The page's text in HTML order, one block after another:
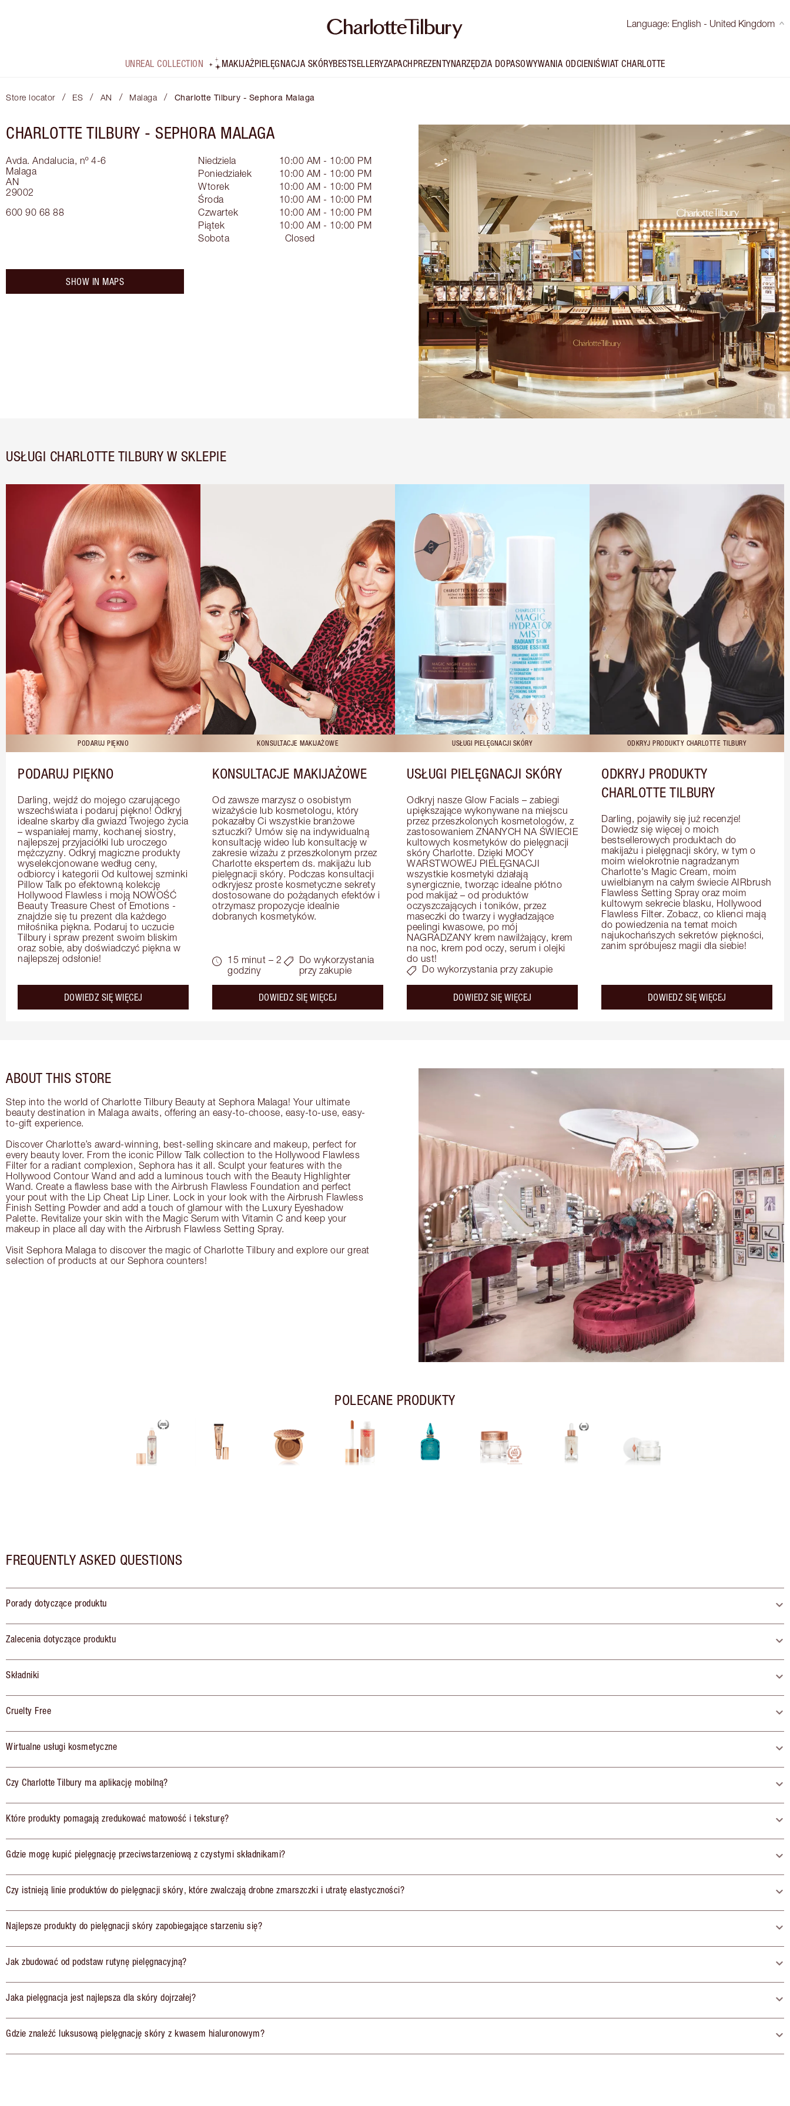
Language: English - United Kingdom
UNREAL COLLECTION MAKIJAŻPIELĘGNACJA SKÓRYBESTSELLERYZAPACHPREZENTYNARZĘDZIA DOPASOWYWANIA ODCIENIŚWIAT CHARLOTTE
Store locator / ES / AN / Malaga / Charlotte Tilbury - Sephora Malaga
CHARLOTTE TILBURY - SEPHORA MALAGA
Avda. Andalucia, nº 4-6
Malaga
AN
29002
600 90 68 88
Niedziela
10:00 AM - 10:00 PM
Poniedziałek
10:00 AM - 10:00 PM
Wtorek
10:00 AM - 10:00 PM
Środa
10:00 AM - 10:00 PM
Czwartek
10:00 AM - 10:00 PM
Piątek
10:00 AM - 10:00 PM
Sobota
Closed
SHOW IN MAPS
USŁUGI CHARLOTTE TILBURY W SKLEPIE
PODARUJ PIĘKNO
PODARUJ PIĘKNO
Darling, wejdź do mojego czarującego
wszechświata i podaruj piękno! Odkryj
idealne skarby dla gwiazd Twojego życia
– wspaniałej mamy, kochanej siostry,
najlepszej przyjaciółki lub uroczego
mężczyzny. Odkryj magiczne produkty
wyselekcjonowane według ceny,
odbiorcy i kategorii Od kultowej szminki
Pillow Talk po efektowną kolekcję
Hollywood Flawless i moją NOWOŚĆ
Beauty Treasure Chest of Emotions -
znajdzie się tu prezent dla każdego
miłośnika piękna. Podaruj to uczucie
Tilbury i spraw prezent swoim bliskim
oraz sobie, aby doświadczyć piękna w
najlepszej odsłonie!
DOWIEDZ SIĘ WIĘCEJ
KONSULTACJE MAKIJAŻOWE
KONSULTACJE MAKIJAŻOWE
Od zawsze marzysz o osobistym
wizażyście lub kosmetologu, który
pokazałby Ci wszystkie branżowe
sztuczki? Umów się na indywidualną
konsultację wideo lub konsultację w
zakresie wizażu z przeszkolonym przez
Charlotte ekspertem ds. makijażu lub
pielęgnacji skóry. Podczas konsultacji
odkryjesz proste kosmetyczne sekrety
dostosowane do pożądanych efektów i
otrzymasz propozycje idealnie
dobranych kosmetyków.
15 minut – 2
godziny
Do wykorzystania
przy zakupie
DOWIEDZ SIĘ WIĘCEJ
USŁUGI PIELĘGNACJI SKÓRY
USŁUGI PIELĘGNACJI SKÓRY
Odkryj nasze Glow Facials – zabiegi
upiększające wykonywane na miejscu
przez przeszkolonych kosmetologów, z
zastosowaniem ZNANYCH NA ŚWIECIE
kultowych kosmetyków do pielęgnacji
skóry Charlotte. Dzięki MOCY
WARSTWOWEJ PIELĘGNACJI
wszystkie kosmetyki działają
synergicznie, tworząc idealne płótno
pod makijaż – od produktów
oczyszczających i toników, przez
maseczki do twarzy i wygładzające
peelingi kwasowe, po mój
NAGRADZANY krem nawilżający, krem
na noc, krem pod oczy, serum i olejki
do ust!
Do wykorzystania przy zakupie
DOWIEDZ SIĘ WIĘCEJ
ODKRYJ PRODUKTY CHARLOTTE TILBURY
ODKRYJ PRODUKTY
CHARLOTTE TILBURY
Darling, pojawiły się już recenzje!
Dowiedz się więcej o moich
bestsellerowych produktach do
makijażu i pielęgnacji skóry, w tym o
moim wielokrotnie nagradzanym
Charlotte's Magic Cream, moim
uwielbianym na całym świecie AIRbrush
Flawless Setting Spray oraz moim
kultowym sekrecie blasku, Hollywood
Flawless Filter. Zobacz, co klienci mają
do powiedzenia na temat moich
najukochańszych sekretów piękności,
zanim spróbujesz magii dla siebie!
DOWIEDZ SIĘ WIĘCEJ
ABOUT THIS STORE
Step into the world of Charlotte Tilbury Beauty at Sephora Malaga! Your ultimate
beauty destination in Malaga awaits, offering an easy-to-choose, easy-to-use, easy-
to-gift experience.
Discover Charlotte’s award-winning, best-selling skincare and makeup, perfect for
every beauty lover. From the iconic Pillow Talk collection to the Hollywood Flawless
Filter for a radiant complexion, Sephora has it all. Sculpt your features with the
Hollywood Contour Wand and add a luminous touch with the Beauty Highlighter
Wand. Create a flawless base with the Airbrush Flawless Foundation and perfect
your pout with the Lip Cheat Lip Liner. Lock in your look with the Airbrush Flawless
Finish Setting Powder and add a touch of glamour with the Luxury Eyeshadow
Palette. Revitalize your skin with the Magic Serum with Vitamin C and keep your
makeup in place all day with the Airbrush Flawless Setting Spray.
Visit Sephora Malaga to discover the magic of Charlotte Tilbury and explore our great
selection of products at our Sephora counters!
POLECANE PRODUKTY
FREQUENTLY ASKED QUESTIONS
Porady dotyczące produktu
Zalecenia dotyczące produktu
Składniki
Cruelty Free
Wirtualne usługi kosmetyczne
Czy Charlotte Tilbury ma aplikację mobilną?
Które produkty pomagają zredukować matowość i teksturę?
Gdzie mogę kupić pielęgnację przeciwstarzeniową z czystymi składnikami?
Czy istnieją linie produktów do pielęgnacji skóry, które zwalczają drobne zmarszczki i utratę elastyczności?
Najlepsze produkty do pielęgnacji skóry zapobiegające starzeniu się?
Jak zbudować od podstaw rutynę pielęgnacyjną?
Jaka pielęgnacja jest najlepsza dla skóry dojrzałej?
Gdzie znaleźć luksusową pielęgnację skóry z kwasem hialuronowym?